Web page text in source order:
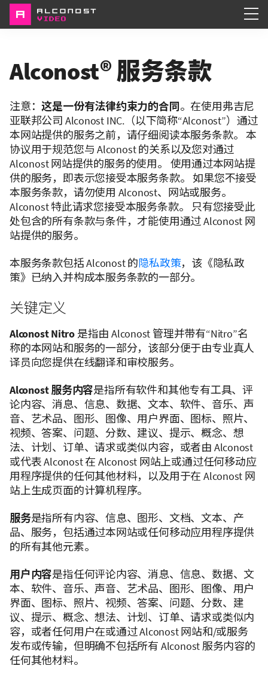
Portfolio
About
Alconost® 服务条款
注意：这是一份有法律约束力的合同。在使用弗吉尼
亚联邦公司 Alconost INC.（以下简称“Alconost”）通过
本网站提供的服务之前，请仔细阅读本服务条款。 本
协议用于规范您与 Alconost 的关系以及您对通过
Alconost 网站提供的服务的使用。 使用通过本网站提
供的服务，即表示您接受本服务条款。 如果您不接受
本服务条款，请勿使用 Alconost、网站或服务。
Alconost 特此请求您接受本服务条款。 只有您接受此
处包含的所有条款与条件，才能使用通过 Alconost 网
站提供的服务。
本服务条款包括 Alconost 的隐私政策，该《隐私政
策》已纳入并构成本服务条款的一部分。
关键定义
Alconost Nitro 是指由 Alconost 管理并带有“Nitro”名
称的本网站和服务的一部分，该部分便于由专业真人
译员向您提供在线翻译和审校服务。
Alconost 服务内容是指所有软件和其他专有工具、评
论内容、消息、信息、数据、文本、软件、音乐、声
音、艺术品、图形、图像、用户界面、图标、照片、
视频、答案、问题、分数、建议、提示、概念、想
法、计划、订单、请求或类似内容，或者由 Alconost
或代表 Alconost 在 Alconost 网站上或通过任何移动应
用程序提供的任何其他材料，以及用于在 Alconost 网
站上生成页面的计算机程序。
服务是指所有内容、信息、图形、文档、文本、产
品、服务，包括通过本网站或任何移动应用程序提供
的所有其他元素。
用户内容是指任何评论内容、消息、信息、数据、文
本、软件、音乐、声音、艺术品、图形、图像、用户
界面、图标、照片、视频、答案、问题、分数、建
议、提示、概念、想法、计划、订单、请求或类似内
容，或者任何用户在或通过 Alconost 网站和/或服务
发布或传输，但明确不包括所有 Alconost 服务内容的
任何其他材料。